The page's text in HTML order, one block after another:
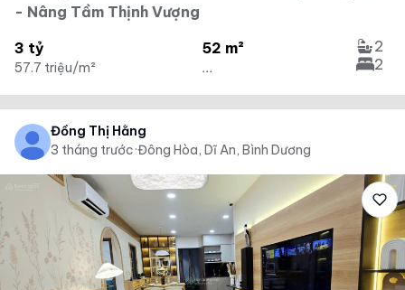
- Nâng Tầm Thịnh Vượng
3 tỷ
57.7 triệu/m²
52 m²
...
2
2
Đồng Thị Hằng
3 tháng trước·Đông Hòa, Dĩ An, Bình Dương